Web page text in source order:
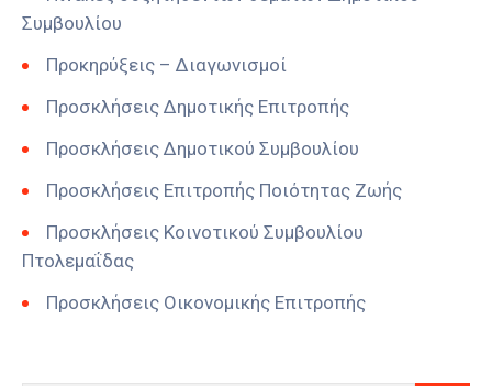
Συμβουλίου
Προκηρύξεις – Διαγωνισμοί
Προσκλήσεις Δημοτικής Επιτροπής
Προσκλήσεις Δημοτικού Συμβουλίου
Προσκλήσεις Επιτροπής Ποιότητας Ζωής
Προσκλήσεις Κοινοτικού Συμβουλίου
Πτολεμαΐδας
Προσκλήσεις Οικονομικής Επιτροπής